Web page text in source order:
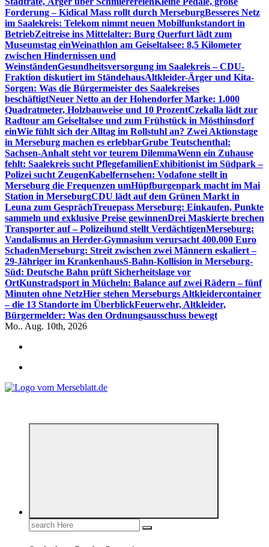
Forderung – Kidical Mass rollt durch MerseburgBesseres Netz
im Saalekreis: Telekom nimmt neuen Mobilfunkstandort in
BetriebZeitreise ins Mittelalter: Burg Querfurt lädt zum
Museumstag einWeinathlon am Geiseltalsee: 8,5 Kilometer
zwischen Hindernissen und
WeinständenGesundheitsversorgung im Saalekreis – CDU-
Fraktion diskutiert im StändehausAltkleider-Ärger und Kita-
Sorgen: Was die Bürgermeister des Saalekreises
beschäftigtNeuer Netto an der Hohendorfer Marke: 1.000
Quadratmeter, Holzbauweise und 10 ProzentCzekalla lädt zur
Radtour am Geiseltalsee und zum Frühstück in Mösthinsdorf
einWie fühlt sich der Alltag im Rollstuhl an? Zwei Aktionstage
in Merseburg machen es erlebbarGrube Teutschenthal:
Sachsen-Anhalt steht vor teurem DilemmaWenn ein Zuhause
fehlt: Saalekreis sucht PflegefamilienExhibitionist im Südpark –
Polizei sucht ZeugenKabelfernsehen: Vodafone stellt in
Merseburg die Frequenzen umHüpfburgenpark macht im Mai
Station in MerseburgCDU lädt auf dem Grünen Markt in
Leuna zum GesprächTreuepass Merseburg: Einkaufen, Punkte
sammeln und exklusive Preise gewinnenDrei Maskierte brechen
Transporter auf – Polizeihund stellt VerdächtigenMerseburg:
Vandalismus an Herder-Gymnasium verursacht 400.000 Euro
SchadenMerseburg: Streit zwischen zwei Männern eskaliert –
29-Jähriger im KrankenhausS-Bahn-Kollision in Merseburg-
Süd: Deutsche Bahn prüft Sicherheitslage vor
OrtKunstradsport in Mücheln: Balance auf zwei Rädern – fünf
Minuten ohne NetzHier stehen Merseburgs Altkleidercontainer
– die 13 Standorte im ÜberblickFeuerwehr, Altkleider,
Bürgermelder: Was den Ordnungsausschuss bewegt
Mo.. Aug. 10th, 2026
Search
for: